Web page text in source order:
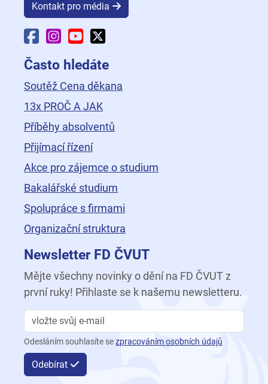
Kontakt pro média
Facebook Fakulty dopravní
Instagram Fakulty dopravní
YouTube Fakulty dopravní
Často hledáte
Soutěž Cena děkana
13x PROČ A JAK
Příběhy absolventů
Přijímací řízení
Akce pro zájemce o studium
Bakalářské studium
Spolupráce s firmami
Organizační struktura
Newsletter FD ČVUT
Mějte všechny novinky o dění na FD ČVUT z
první ruky! Přihlaste se k našemu newsletteru.
Odesláním souhlasíte sezpracováním osobních údajů
Odebírat